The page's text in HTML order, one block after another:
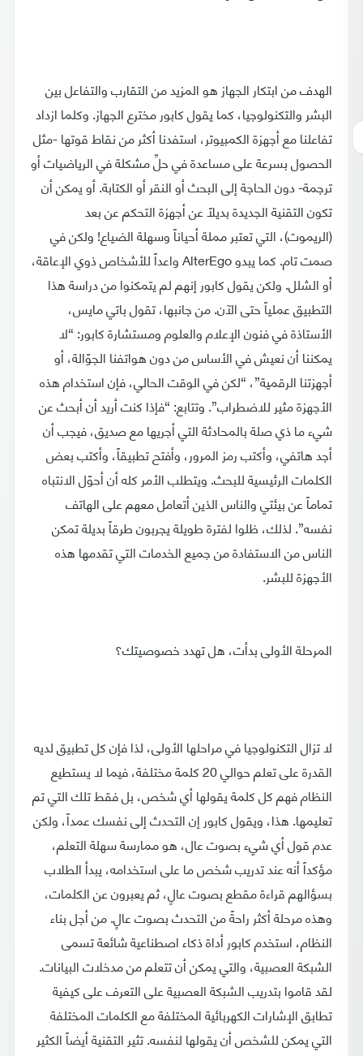
الهدف من ابتكار الجهاز هو المزيد من التقارب والتفاعل بين
البشر والتكنولوجيا، كما يقول كابور مخترع الجهاز. وكلما ازداد
تفاعلنا مع أجهزة الكمبيوتر، استفدنا أكثر من نقاط قوتها -مثل
الحصول بسرعة على مساعدة في حلِّ مشكلة في الرياضيات أو
ترجمة- دون الحاجة إلى البحث أو النقر أو الكتابة. أو يمكن أن
تكون التقنية الجديدة بديلاً عن أجهزة التحكم عن بعد
(الريموت)، التي تعتبر مملة أحياناً وسهلة الضياع! ولكن في
صمت تام. كما يبدو AlterEgo واعداً للأشخاص ذوي الإعاقة،
أو الشلل. ولكن يقول كابور إنهم لم يتمكنوا من دراسة هذا
التطبيق عملياً حتى الآن. من جانبها، تقول باتي مايس،
الأستاذة في فنون الإعلام والعلوم ومستشارة كابور: “لا
يمكننا أن نعيش في الأساس من دون هواتفنا الجوّالة، أو
أجهزتنا الرقمية”، “لكن في الوقت الحالي، فإن استخدام هذه
الأجهزة مثير للاضطراب”. وتتابع: “فإذا كنت أريد أن أبحث عن
شيء ما ذي صلة بالمحادثة التي أجريها مع صديق، فيجب أن
أجد هاتفي، وأكتب رمز المرور، وأفتح تطبيقاً، وأكتب بعض
الكلمات الرئيسية للبحث. ويتطلب الأمر كله أن أحوّل الانتباه
تماماً عن بيئتي والناس الذين أتعامل معهم على الهاتف
نفسه”. لذلك، ظلوا لفترة طويلة يجربون طرقاً بديلة تمكن
الناس من الاستفادة من جميع الخدمات التي تقدمها هذه
الأجهزة للبشر.
المرحلة الأولى بدأت، هل تهدد خصوصيتك؟
لا تزال التكنولوجيا في مراحلها الأولى، لذا فإن كل تطبيق لديه
القدرة على تعلم حوالي 20 كلمة مختلفة، فيما لا يستطيع
النظام فهم كل كلمة يقولها أي شخص، بل فقط تلك التي تم
تعليمها. هذا، ويقول كابور إن التحدث إلى نفسك عمداً، ولكن
عدم قول أي شيء بصوت عال، هو ممارسة سهلة التعلم،
مؤكداً أنه عند تدريب شخص ما على استخدامه، يبدأ الطلاب
بسؤالهم قراءة مقطع بصوت عالٍ، ثم يعبرون عن الكلمات،
وهذه مرحلة أكثر راحةً من التحدث بصوت عالٍ. من أجل بناء
النظام، استخدم كابور أداة ذكاء اصطناعية شائعة تسمى
الشبكة العصبية، والتي يمكن أن تتعلم من مدخلات البيانات.
لقد قاموا بتدريب الشبكة العصبية على التعرف على كيفية
تطابق الإشارات الكهربائية المختلفة مع الكلمات المختلفة
التي يمكن للشخص أن يقولها لنفسه. تثير التقنية أيضاً الكثير